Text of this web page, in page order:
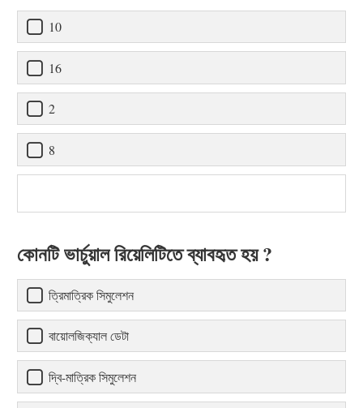
10
16
2
8
কোনটি ভার্চুয়াল রিয়েলিটিতে ব্যাবহৃত হয় ?
ত্রিমাত্রিক সিমুলেশন
বায়োলজিক্যাল ডেটা
দ্বি-মাত্রিক সিমুলেশন